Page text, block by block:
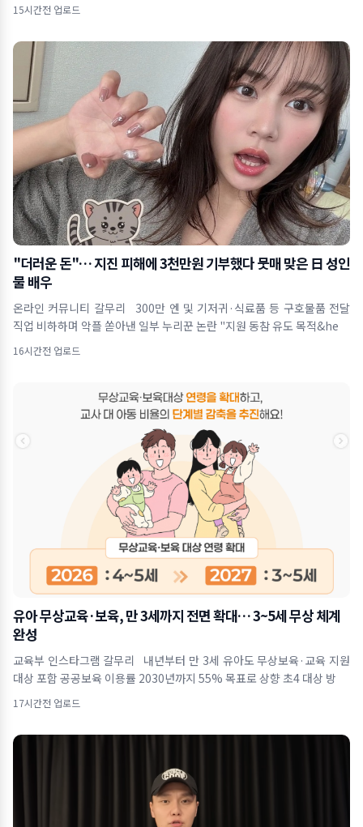
15시간전 업로드
"더러운 돈"… 지진 피해에 3천만원 기부했다 뭇매 맞은 日 성인
물 배우
온라인 커뮤니티 갈무리 300만 엔 및 기저귀·식료품 등 구호물품 전달
직업 비하하며 악플 쏟아낸 일부 누리꾼 논란 "지원 동참 유도 목적&he
16시간전 업로드
유아 무상교육·보육, 만 3세까지 전면 확대… 3~5세 무상 체계
완성
교육부 인스타그램 갈무리 내년부터 만 3세 유아도 무상보육·교육 지원
대상 포함 공공보육 이용률 2030년까지 55% 목표로 상향 초4 대상 방
17시간전 업로드